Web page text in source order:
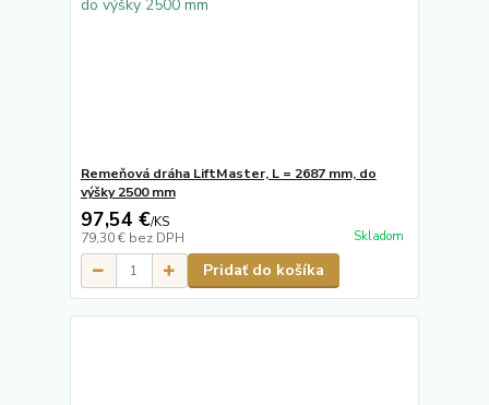
Remeňová dráha LiftMaster, L = 2687 mm, do
výšky 2500 mm
97,54 €/KS
79,30 € bez DPH Skladom
Pridať do košíka